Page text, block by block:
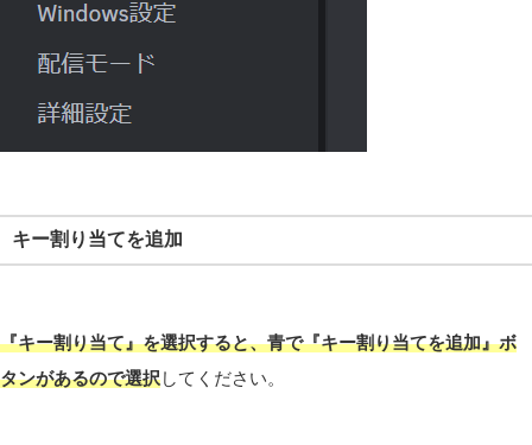
キー割り当てを追加
『キー割り当て』を選択すると、青で『キー割り当てを追加』ボ
タンがあるので選択してください。